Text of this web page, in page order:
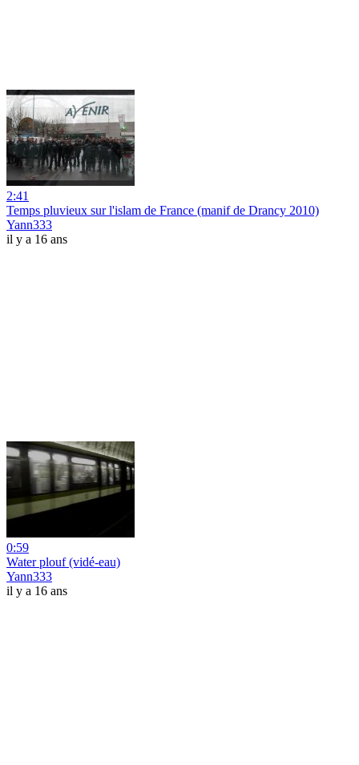
2:41
Temps pluvieux sur l'islam de France (manif de Drancy 2010)
Yann333
il y a 16 ans
0:59
Water plouf (vidé-eau)
Yann333
il y a 16 ans